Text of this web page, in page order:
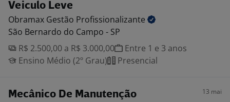
Veiculo Leve
Obramax Gestão Profissionalizante
São Bernardo do Campo - SP
R$ 2.500,00 a R$ 3.000,00
Entre 1 e 3 anos
Ensino Médio (2º Grau)
Presencial
Mecânico De Manutenção 13 mai